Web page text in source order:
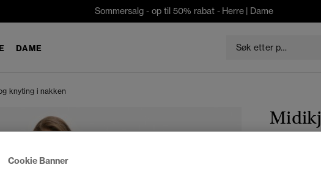
Sommersalg - op til 50% rabat - Herre | Dame
DAME
knyting i nakken
Cookie Banner